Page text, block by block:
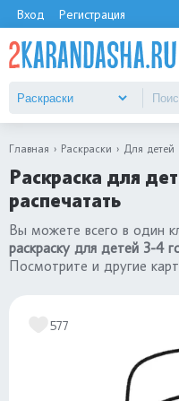
Вход Регистрация
Главная Раскраски Для детей
Раскраска для
распечатать
Вы можете всего в один
раскраску для детей 3-4
Посмотрите и другие
577